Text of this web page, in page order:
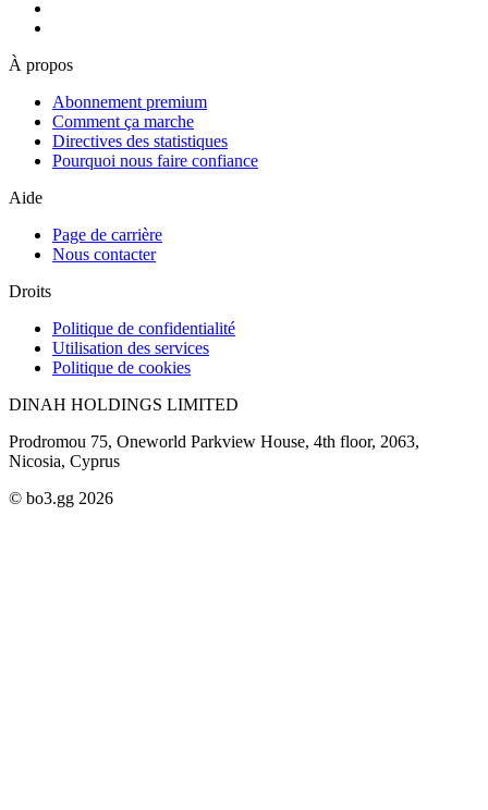
À propos
Abonnement premium
Comment ça marche
Directives des statistiques
Pourquoi nous faire confiance
Aide
Page de carrière
Nous contacter
Droits
Politique de confidentialité
Utilisation des services
Politique de cookies
DINAH HOLDINGS LIMITED
Prodromou 75, Oneworld Parkview House, 4th floor, 2063,
Nicosia, Cyprus
© bo3.gg 2026